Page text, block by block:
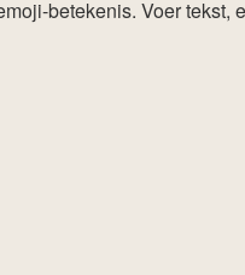
betekenis. Voer